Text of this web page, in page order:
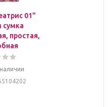
01"
сумка
простая,